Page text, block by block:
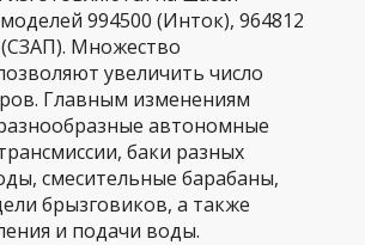
994500 (Инток), 964812
(СЗАП). Множество
увеличить число
Главным изменениям
автономные
баки разных
смесительные барабаны,
брызговиков, а также
и подачи воды.